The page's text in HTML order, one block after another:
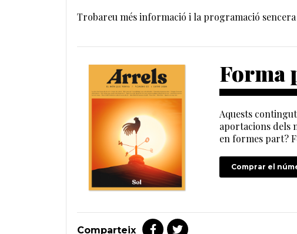
Trobareu més informació i la programació
Forma
Aquests
aportacions dels
en formes part?
Comprar el
Comparteix